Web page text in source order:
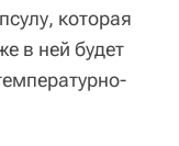
которая
в ней будет